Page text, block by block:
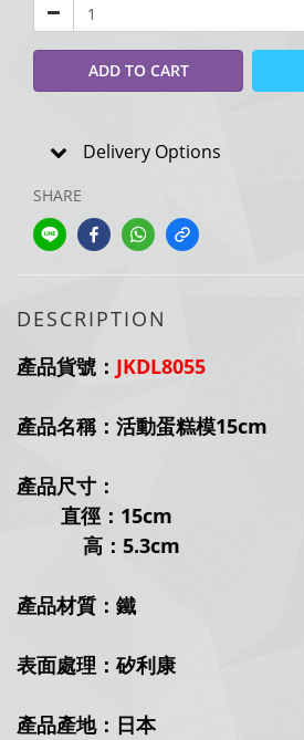
ADD TO CART
Delivery Options
SHARE
DESCRIPTION
產品貨號： JKDL8055
產品名稱：活動蛋糕模15cm
產品尺寸：
直徑：15cm
高：5.3cm
產品材質：鐵
表面處理：矽利康
產品產地：日本